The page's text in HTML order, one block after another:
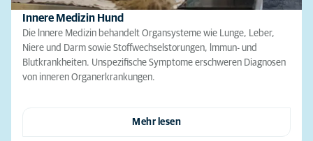
Innere Medizin Hund
Die lnnere Medizin behandelt Organsysteme wie Lunge, Leber,
Niere und Darm sowie Stoffwechselstorungen, lmmun- und
Blutkrankheiten. Unspezifische Symptome erschweren Diagnosen
von inneren Organerkrankungen.
Mehr lesen